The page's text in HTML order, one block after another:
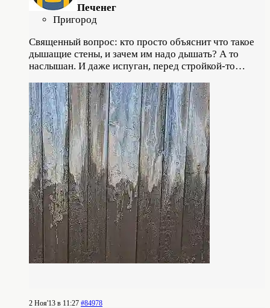
Печенег
Пригород
Священный вопрос: кто просто объяснит что такое
дышащие стены, и зачем им надо дышать? А то
наслышан. И даже испуган, перед стройкой-то…
2 Ноя'13 в 11:27 #84978